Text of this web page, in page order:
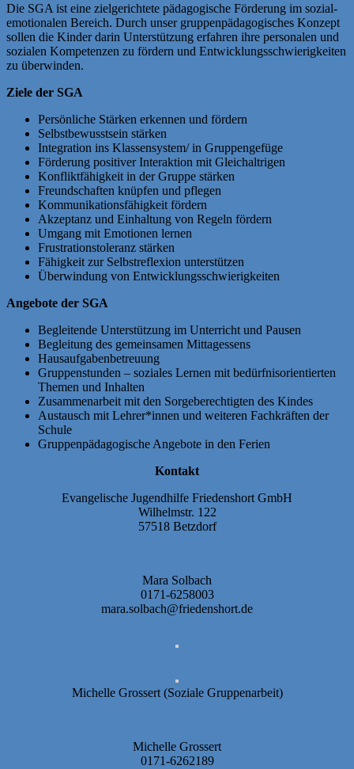
Die SGA ist eine zielgerichtete pädagogische Förderung im sozial-
emotionalen Bereich. Durch unser gruppenpädagogisches Konzept
sollen die Kinder darin Unterstützung erfahren ihre personalen und
sozialen Kompetenzen zu fördern und Entwicklungsschwierigkeiten
zu überwinden.
Ziele der SGA
Persönliche Stärken erkennen und fördern
Selbstbewusstsein stärken
Integration ins Klassensystem/ in Gruppengefüge
Förderung positiver Interaktion mit Gleichaltrigen
Konfliktfähigkeit in der Gruppe stärken
Freundschaften knüpfen und pflegen
Kommunikationsfähigkeit fördern
Akzeptanz und Einhaltung von Regeln fördern
Umgang mit Emotionen lernen
Frustrationstoleranz stärken
Fähigkeit zur Selbstreflexion unterstützen
Überwindung von Entwicklungsschwierigkeiten
Angebote der SGA
Begleitende Unterstützung im Unterricht und Pausen
Begleitung des gemeinsamen Mittagessens
Hausaufgabenbetreuung
Gruppenstunden – soziales Lernen mit bedürfnisorientierten
Themen und Inhalten
Zusammenarbeit mit den Sorgeberechtigten des Kindes
Austausch mit Lehrer*innen und weiteren Fachkräften der
Schule
Gruppenpädagogische Angebote in den Ferien
Kontakt
Evangelische Jugendhilfe Friedenshort GmbH
Wilhelmstr. 122
57518 Betzdorf
Mara Solbach
0171-6258003
mara.solbach@friedenshort.de
Michelle Grossert (Soziale Gruppenarbeit)
Michelle Grossert
0171-6262189